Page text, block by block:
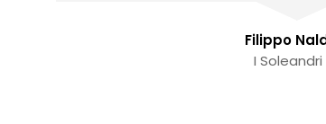
Filippo
I Soleandri